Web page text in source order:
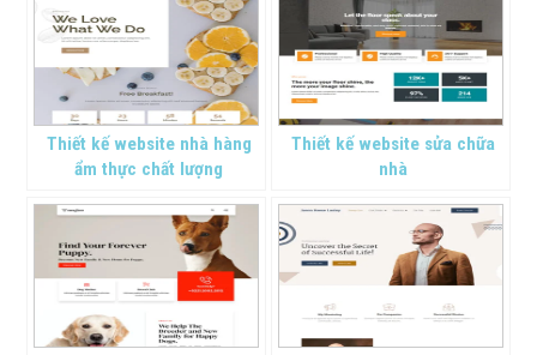
Thiết kế website nhà hàng
ẩm thực chất lượng
Thiết kế website sửa chữa
nhà